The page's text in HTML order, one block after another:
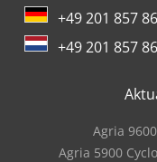
+49 201 857
+49 201 857
Agria 9600
Agria 5900